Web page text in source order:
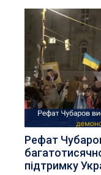
Рефат
підтримку